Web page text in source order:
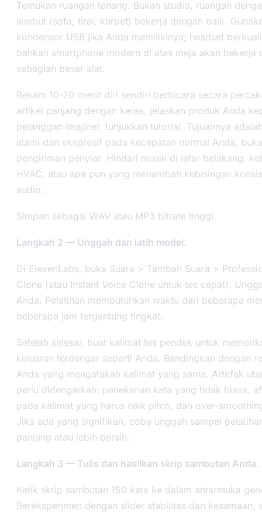
Temukan ruangan tenang. Bukan studio, ruangan
lembut (sofa, tirai, karpet) bekerja dengan baik.
kondensor USB jika Anda memilikinya; headset
bahkan smartphone modern di atas meja akan bekerja
sebagian besar alat.
Rekam 10-20 menit diri sendiri berbicara secara
artikel panjang dengan keras, jelaskan produk Anda
pelanggan imajiner, tunjukkan tutorial. Tujuannya
alami dan ekspresif pada kecepatan normal Anda,
pengiriman penyiar. Hindari musik di latar belakang,
HVAC, atau apa pun yang menambah kebisingan
audio.
Simpan sebagai WAV atau MP3 bitrate tinggi.
Langkah 2 — Unggah dan latih model.
Di ElevenLabs, buka Suara > Tambah Suara >
Clone (atau Instant Voice Clone untuk tes cepat).
Anda. Pelatihan membutuhkan waktu dari beberapa
beberapa jam tergantung tingkat.
Setelah selesai, buat kalimat tes pendek untuk
keluaran terdengar seperti Anda. Bandingkan dengan
Anda yang mengatakan kalimat yang sama. Artefak
perlu didengarkan: penekanan kata yang tidak biasa,
pada kalimat yang harus naik pitch, dan over-
Jika ada yang signifikan, coba unggah sampel
panjang atau lebih bersih.
Langkah 3 — Tulis dan hasilkan skrip sambutan Anda.
Ketik skrip sambutan 150 kata ke dalam antarmuka
Bereksperimen dengan slider stabilitas dan kesamaan,